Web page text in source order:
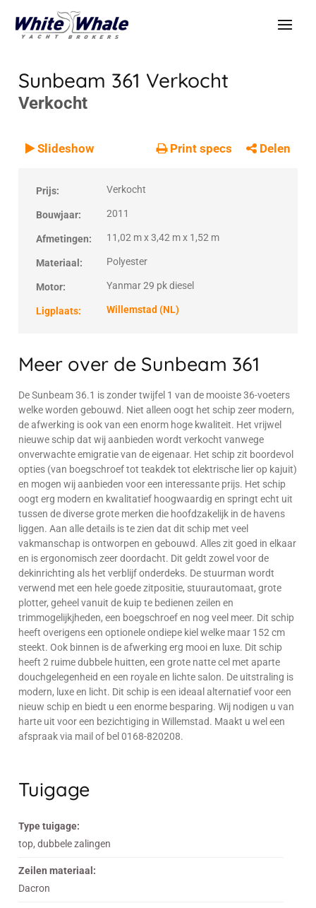
Sunbeam 361 Verkocht
Verkocht
VERKOCHT
Verkocht
Slideshow Print specs Delen
Prijs: Verkocht
Bouwjaar: 2011
Afmetingen: 11,02 m x 3,42 m x 1,52 m
Materiaal: Polyester
Motor: Yanmar 29 pk diesel
Ligplaats: Willemstad (NL)
Meer over de Sunbeam 361
De Sunbeam 36.1 is zonder twijfel 1 van de mooiste 36-voeters
welke worden gebouwd. Niet alleen oogt het schip zeer modern,
de afwerking is ook van een enorm hoge kwaliteit. Het vrijwel
nieuwe schip dat wij aanbieden wordt verkocht vanwege
onverwachte emigratie van de eigenaar. Het schip zit boordevol
opties (van boegschroef tot teakdek tot elektrische lier op kajuit)
en mogen wij aanbieden voor een interessante prijs. Het schip
oogt erg modern en kwalitatief hoogwaardig en springt echt uit
tussen de diverse grote merken die hoofdzakelijk in de havens
liggen. Aan alle details is te zien dat dit schip met veel
vakmanschap is ontworpen en gebouwd. Alles zit goed in elkaar
en is ergonomisch zeer doordacht. Dit geldt zowel voor de
dekinrichting als het verblijf onderdeks. De stuurman wordt
verwend met een hele goede zitpositie, stuurautomaat, grote
plotter, geheel vanuit de kuip te bedienen zeilen en
trimmogelijkjheden, een boegschroef en nog veel meer. Dit schip
heeft overigens een optionele ondiepe kiel welke maar 152 cm
steekt. Ook binnen is de afwerking erg mooi en luxe. Dit schip
heeft 2 ruime dubbele huitten, een grote natte cel met aparte
douchgelegenheid en een royale en lichte salon. De uitstraling is
modern, luxe en licht. Dit schip is een ideaal alternatief voor een
nieuw schip en biedt u een enorme besparing. Wij nodigen u van
harte uit voor een bezichtiging in Willemstad. Maakt u wel een
afspraak via mail of bel 0168-820208.
Tuigage
Type tuigage:
top, dubbele zalingen
Zeilen materiaal:
Dacron